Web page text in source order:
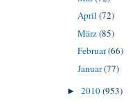
April (72)
März(85)
Februar(66)
Januar(77)
► 2010(953)